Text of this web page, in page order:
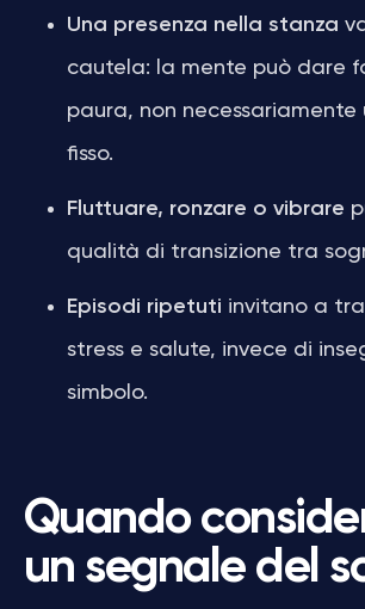
Una presenza nella stanza
cautela: la mente può dare
paura, non necessariamente
fisso.
Fluttuare, ronzare o vibrare
qualità di transizione tra
Episodi ripetuti invitano a
stress e salute, invece di
simbolo.
Quando
un segnale del